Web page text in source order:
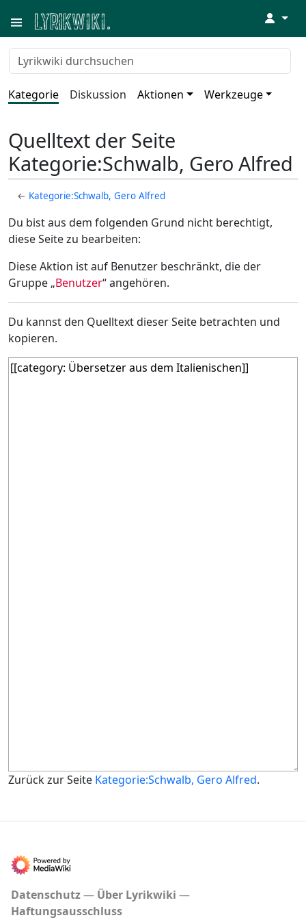
↓
Kategorie Diskussion Aktionen Werkzeuge
Quelltext der Seite
Kategorie:Schwalb, Gero Alfred
← Kategorie:Schwalb, Gero Alfred
Du bist aus dem folgenden Grund nicht berechtigt,
diese Seite zu bearbeiten:
Diese Aktion ist auf Benutzer beschränkt, die der
Gruppe „Benutzer“ angehören.
Du kannst den Quelltext dieser Seite betrachten und
kopieren.
Zurück zur Seite Kategorie:Schwalb, Gero Alfred.
Datenschutz
Über Lyrikwiki
Haftungsausschluss